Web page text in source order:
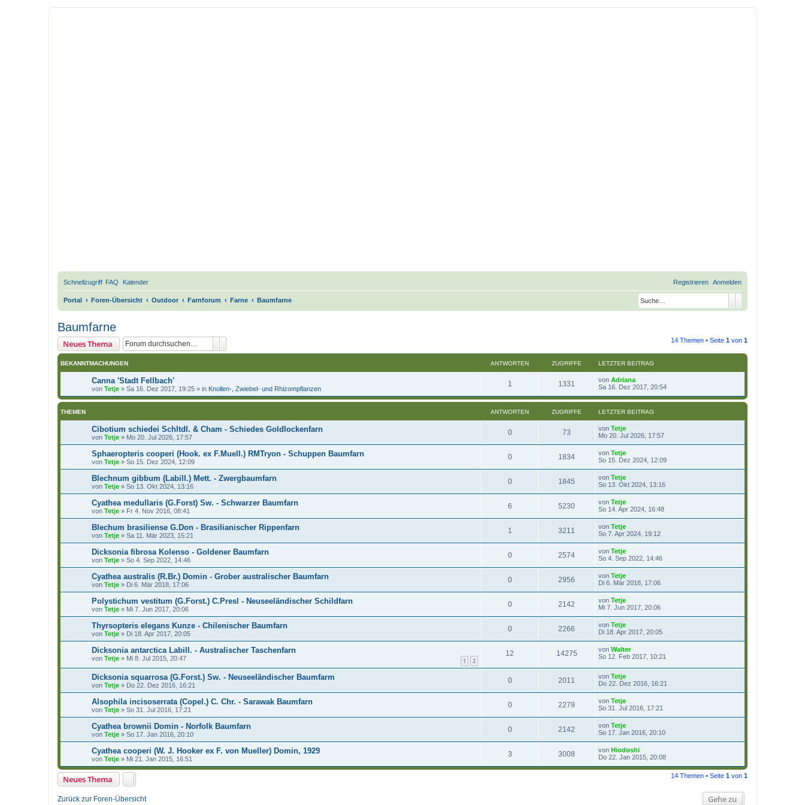
Schnellzugriff FAQ Kalender Anmelden
Registrieren
Portal Foren-Übersicht Outdoor Farnforum Farne Baumfarne
Baumfarne
Neues Thema 14 Themen • Seite 1 von 1
BEKANNTMACHUNGEN ANTWORTEN ZUGRIFFE LETZTER BEITRAG
Canna 'Stadt Fellbach'
von Tetje » Sa 16. Dez 2017, 19:25 » in Knollen-, Zwiebel- und Rhizompflanzen
1 1331 von Adriana
Sa 16. Dez 2017, 20:54
THEMEN ANTWORTEN ZUGRIFFE LETZTER BEITRAG
Cibotium schiedei Schltdl. & Cham - Schiedes Goldlockenfarn
von Tetje » Mo 20. Jul 2026, 17:57
0 73 von Tetje
Mo 20. Jul 2026, 17:57
Sphaeropteris cooperi (Hook. ex F.Muell.) RMTryon - Schuppen Baumfarn
von Tetje » So 15. Dez 2024, 12:09
0 1834 von Tetje
So 15. Dez 2024, 12:09
Blechnum gibbum (Labill.) Mett. - Zwergbaumfarn
von Tetje » So 13. Okt 2024, 13:16
0 1845 von Tetje
So 13. Okt 2024, 13:16
Cyathea medullaris (G.Forst) Sw. - Schwarzer Baumfarn
von Tetje » Fr 4. Nov 2016, 08:41
6 5230 von Tetje
So 14. Apr 2024, 16:48
Blechum brasiliense G.Don - Brasilianischer Rippenfarn
von Tetje » Sa 11. Mär 2023, 15:21
1 3211 von Tetje
So 7. Apr 2024, 19:12
Dicksonia fibrosa Kolenso - Goldener Baumfarn
von Tetje » So 4. Sep 2022, 14:46
0 2574 von Tetje
So 4. Sep 2022, 14:46
Cyathea australis (R.Br.) Domin - Grober australischer Baumfarn
von Tetje » Di 6. Mär 2018, 17:06
0 2956 von Tetje
Di 6. Mär 2018, 17:06
Polystichum vestitum (G.Forst.) C.Presl - Neuseeländischer Schildfarn
von Tetje » Mi 7. Jun 2017, 20:06
0 2142 von Tetje
Mi 7. Jun 2017, 20:06
Thyrsopteris elegans Kunze - Chilenischer Baumfarn
von Tetje » Di 18. Apr 2017, 20:05
0 2266 von Tetje
Di 18. Apr 2017, 20:05
Dicksonia antarctica Labill. - Australischer Taschenfarn
von Tetje » Mi 8. Jul 2015, 20:47 1 2
12 14275 von Walter
So 12. Feb 2017, 10:21
Dicksonia squarrosa (G.Forst.) Sw. - Neuseeländischer Baumfarm
von Tetje » Do 22. Dez 2016, 16:21
0 2011 von Tetje
Do 22. Dez 2016, 16:21
Alsophila incisoserrata (Copel.) C. Chr. - Sarawak Baumfarn
von Tetje » So 31. Jul 2016, 17:21
0 2279 von Tetje
So 31. Jul 2016, 17:21
Cyathea brownii Domin - Norfolk Baumfarn
von Tetje » So 17. Jan 2016, 20:10
0 2142 von Tetje
So 17. Jan 2016, 20:10
Cyathea cooperi (W. J. Hooker ex F. von Mueller) Domin, 1929
von Tetje » Mi 21. Jan 2015, 16:51
3 3008 von Hiodoshi
Do 22. Jan 2015, 20:08
Neues Thema 14 Themen • Seite 1 von 1
Zurück zur Foren-Übersicht Gehe zu